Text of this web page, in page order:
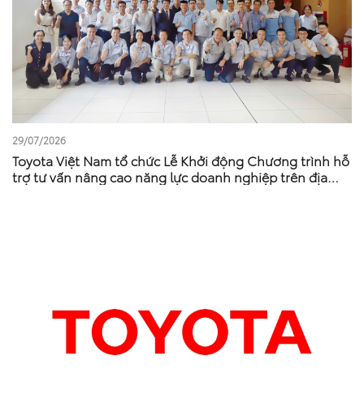
29/07/2026
Toyota Việt Nam tổ chức Lễ Khởi động Chương trình hỗ
trợ tư vấn nâng cao năng lực doanh nghiệp trên địa